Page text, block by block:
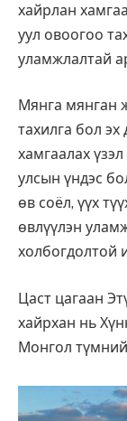
хайрлан
уул овоогоо
уламжлалтай
Мянга мянган
тахилга бол эх
хамгаалах
улсын үндэс
өв соёл, үүх
өвлүүлэн
холбогдолтой
Цаст цагаан
хайрхан нь
Монгол